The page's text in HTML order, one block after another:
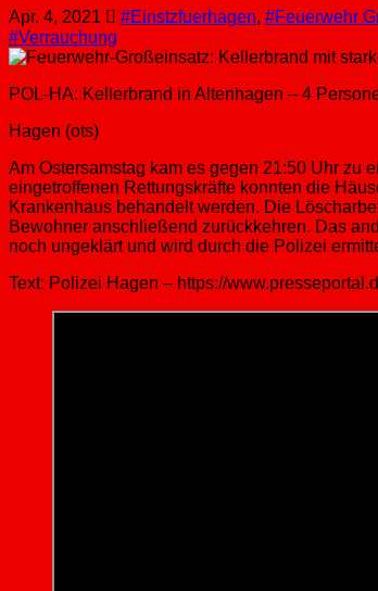
Apr. 4, 2021 #Einstzfuerhagen, #Feuerwehr
#Verrauchung
POL-HA: Kellerbrand in Altenhagen – 4
Hagen (ots)
Am Ostersamstag kam es gegen 21:50 Uhr zu
eingetroffenen Rettungskräfte konnten die
Krankenhaus behandelt werden. Die
Bewohner anschließend zurückkehren. Das
noch ungeklärt und wird durch die Polizei
Text: Polizei Hagen – https://